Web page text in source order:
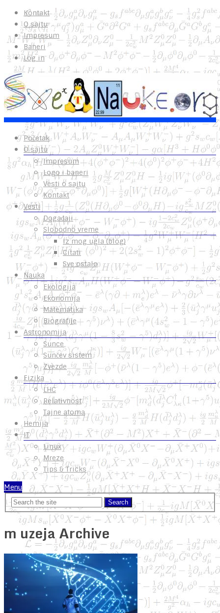
Kontakt
O sajtu
Impresum
Baneri
Log in
Početak
O sajtu
Impresum
Logo i baneri
Vesti o sajtu
Kontakt
Vesti
Događaji
Slobodno vreme
Iz mog ugla (blog)
Citati
Sve ostalo
Nauka
Ekologija
Ekonomija
Matematika
Biografije
Astronomija
Sunce
Sunčev sistem
Zvezde
Fizika
LHC
Relativnost
Tajne atoma
Hemija
IT
Linux
Mreze
Tips & Tricks
Menu
m uzeja Archive